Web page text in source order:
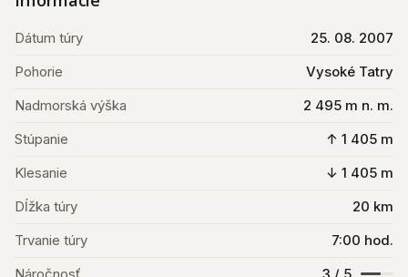
Dátum túry
25. 08. 2007
Pohorie
Vysoké Tatry
Nadmorská výška
2 495 m n. m.
Stúpanie
↑ 1 405 m
Klesanie
↓ 1 405 m
Dĺžka túry
20 km
Trvanie túry
7:00 hod.